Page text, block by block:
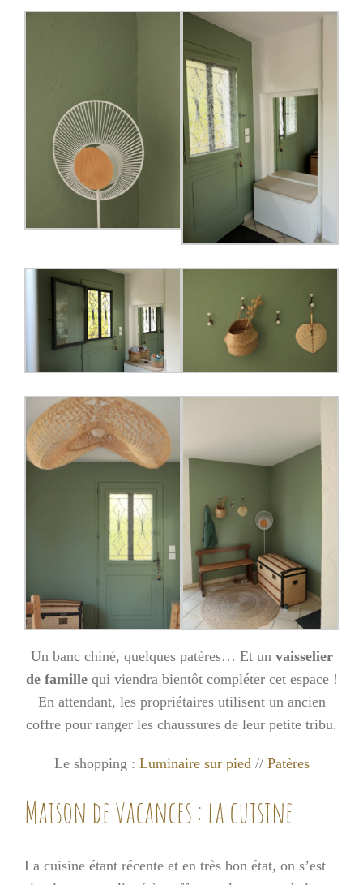
Un banc chiné, quelques patères… Et un vaisselier
de famillequi viendra bientôt compléter cet espace !
En attendant, les propriétaires utilisent un ancien
coffre pour ranger les chaussures de leur petite tribu.
Le shopping : Luminaire sur pied// Patères
Maison de vacances : la cuisine
La cuisine étant récente et en très bon état, on s’est